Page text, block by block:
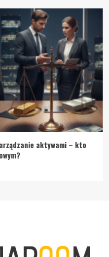
aktywami – kto